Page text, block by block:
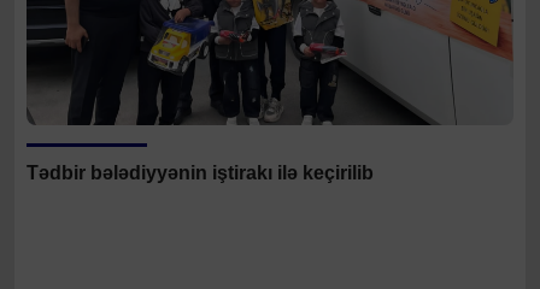
Tədbir bələdiyyənin iştirakı ilə keçirilib